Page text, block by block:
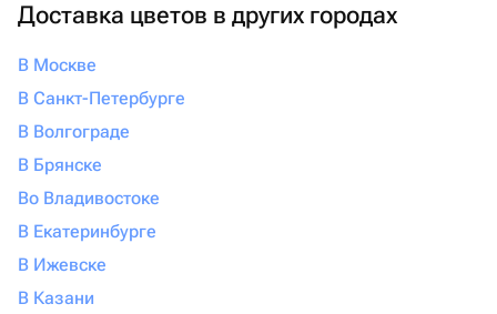
Доставка цветов в других городах
В Москве
В Санкт-Петербурге
В Волгограде
В Брянске
Во Владивостоке
В Екатеринбурге
В Ижевске
В Казани